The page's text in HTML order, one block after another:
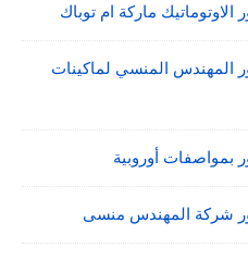
ماركة ام توباك
المهندس المنسي لماكينات
بمواصفات أوروبية
شركة المهندس منسى